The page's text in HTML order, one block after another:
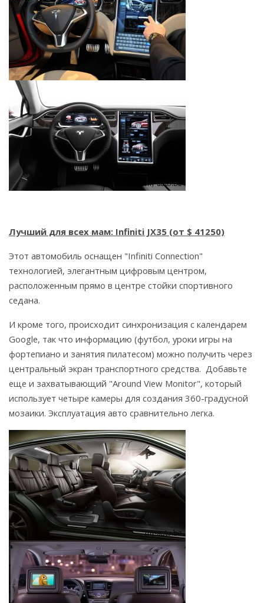
Лучший для всех мам: Infiniti JX35 (от $ 41250)
Этот автомобиль оснащен "Infiniti Connection"
технологией, элегантным цифровым центром,
расположенным прямо в центре стойки спортивного
седана.
И кроме того, происходит синхронизация с календарем
Google, так что информацию (футбол, уроки игры на
фортепиано и занятия пилатесом) можно получить через
центральный экран транспортного средства. Добавьте
еще и захватывающий "Around View Monitor", который
использует четыре камеры для создания 360-градусной
мозаики. Эксплуатация авто сравнительно легка.